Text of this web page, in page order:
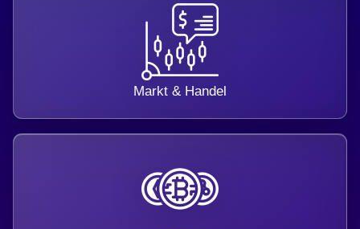
Markt & Handel